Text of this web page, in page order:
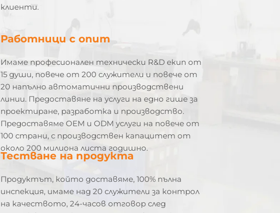
клиенти.
Работници с опит
Имаме професионален технически R&D екип от
15 души, повече от 200 служители и повече от
20 напълно автоматични производствени
линии. Предоставяне на услуги на едно гише за
проектиране, разработка и производство.
Предоставяме OEM и ODM услуги на повече от
100 страни, с производствен капацитет от
около 200 милиона листа годишно.
Тестване на продукта
Продуктът, който доставяме, 100% пълна
инспекция, имаме над 20 служители за контрол
на качеството, 24-часов отговор след